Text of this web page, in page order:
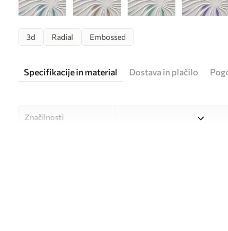
3d Radial Embossed
Specifikacije in material Dostava in plačilo
Značilnosti